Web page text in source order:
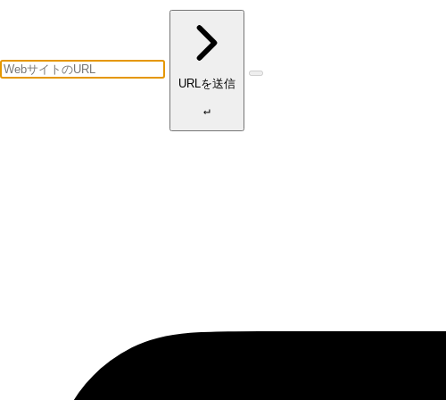
URLを送信
↵